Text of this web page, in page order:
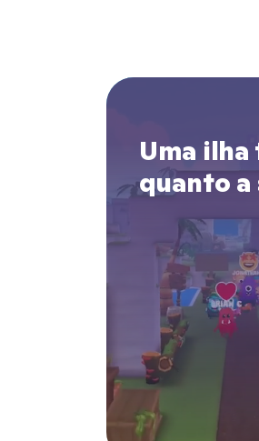
Uma ilha
quanto a